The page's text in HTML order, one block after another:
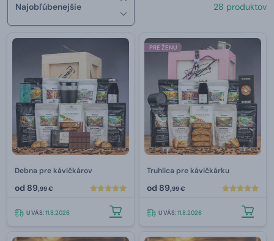
Najobľúbenejšie 28 produktov
Debna pre kávičkárov
od 89,99 €
U VÁS:11.8.2026
PRE ŽENU
Truhlica pre kávičkárku
od 89,99 €
U VÁS:11.8.2026